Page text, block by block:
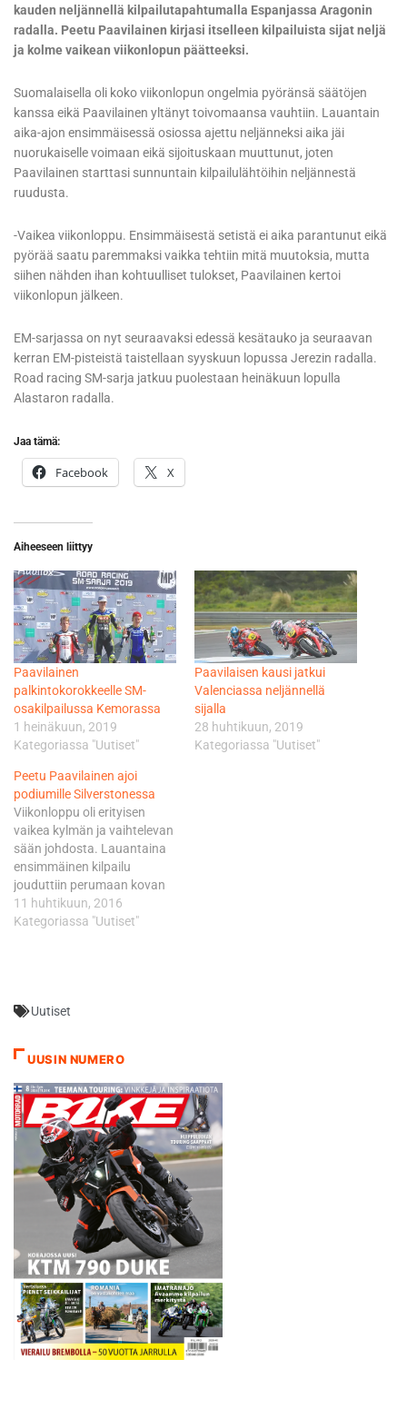
kauden neljännellä kilpailutapahtumalla Espanjassa Aragonin
radalla. Peetu Paavilainen kirjasi itselleen kilpailuista sijat neljä
ja kolme vaikean viikonlopun päätteeksi.
Suomalaisella oli koko viikonlopun ongelmia pyöränsä säätöjen
kanssa eikä Paavilainen yltänyt toivomaansa vauhtiin. Lauantain
aika-ajon ensimmäisessä osiossa ajettu neljänneksi aika jäi
nuorukaiselle voimaan eikä sijoituskaan muuttunut, joten
Paavilainen starttasi sunnuntain kilpailulähtöihin neljännestä
ruudusta.
-Vaikea viikonloppu. Ensimmäisestä setistä ei aika parantunut eikä
pyörää saatu paremmaksi vaikka tehtiin mitä muutoksia, mutta
siihen nähden ihan kohtuulliset tulokset, Paavilainen kertoi
viikonlopun jälkeen.
EM-sarjassa on nyt seuraavaksi edessä kesätauko ja seuraavan
kerran EM-pisteistä taistellaan syyskuun lopussa Jerezin radalla.
Road racing SM-sarja jatkuu puolestaan heinäkuun lopulla
Alastaron radalla.
Jaa tämä:
Facebook X
Aiheeseen liittyy
Paavilainen
palkintokorokkeelle SM-
osakilpailussa Kemorassa
1 heinäkuun, 2019
Kategoriassa "Uutiset"
Paavilaisen kausi jatkui
Valenciassa neljännellä
sijalla
28 huhtikuun, 2019
Kategoriassa "Uutiset"
Peetu Paavilainen ajoi
podiumille Silverstonessa
Viikonloppu oli erityisen
vaikea kylmän ja vaihtelevan
sään johdosta. Lauantaina
ensimmäinen kilpailu
jouduttiin perumaan kovan
vesisateen ja tuulen takia.
Sunnuntaina jouduttiin
hyvän startin, nousin
toiseksi ja otin alussa hyvän
eron takana tuleviin.
Ensimmäiset kierrokset…
11 huhtikuun, 2016
Kategoriassa "Uutiset"
Uutiset
UUSIN NUMERO